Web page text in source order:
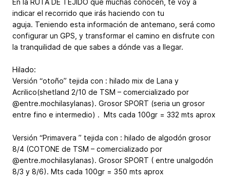
indicar el recorrido que irás haciendo con tu
aguja. Teniendo esta información de antemano, será como
configurar un GPS, y transformar el camino en disfrute con
la tranquilidad de que sabes a dónde vas a llegar.
Hilado:
Versión “otoño” tejida con : hilado mix de Lana y
Acrilico(shetland 2/10 de TSM – comercializado por
@entre.mochilasylanas). Grosor SPORT (seria un grosor
entre fino e intermedio) . Mts cada 100gr = 332 mts aprox
Versión “Primavera ” tejida con : hilado de algodón grosor
8/4 (COTONE de TSM – comercializado por
@entre.mochilasylanas). Grosor SPORT ( entre unalgodón
8/3 y 8/6). Mts cada 100gr = 350 mts aprox